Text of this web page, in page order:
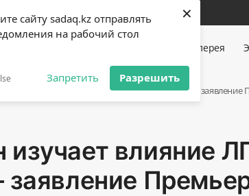
сайту sadaq.kz отправлять
на рабочий стол
Запретить Разрешить
×
Галерея
изучает влияние ЛГБТ-движения на детей –
изучает влияние
заявление